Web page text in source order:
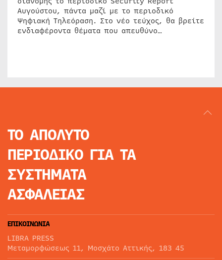
Αυγούστου, πάντα μαζί με το περιοδικό
Ψηφιακή Τηλεόραση. Στο νέο τεύχος, θα βρείτε
ενδιαφέροντα θέματα που απευθύνο…
ΤΟ ΑΠΟΛΥΤΟ
ΠΕΡΙΟΔΙΚΟ ΓΙΑ ΤΑ
ΣΥΣΤΗΜΑΤΑ
ΑΣΦΑΛΕΙΑΣ
ΕΠΙΚΟΙΝΩΝΙΑ
LIBRA PRESS
Μεταμορφώσεως 11, Μοσχάτο Αττικής, 183 45